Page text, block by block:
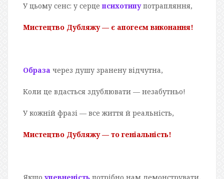
У цьому сенс: у серцепсихотипу потрапляння,
Мистецтво Дубляжу — є апогеєм виконання!
Образа через душу зранену відчутна,
Коли це вдасться здублювати — незабутньо!
У кожній фразі — все життя й реальність,
Мистецтво Дубляжу — то геніальність!
Якщо упевненість потрібно нам демонструвати,